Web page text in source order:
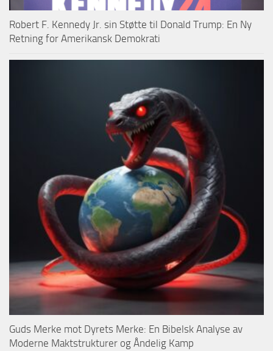
Robert F. Kennedy Jr. sin Støtte til Donald Trump: En Ny
Retning for Amerikansk Demokrati
Guds Merke mot Dyrets Merke: En Bibelsk Analyse av
Moderne Maktstrukturer og Åndelig Kamp